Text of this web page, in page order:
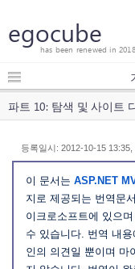
egocube
has been renewed in
파트 10: 탐색 및 사이트
등록일시: 2012-10-15
이 문서는 ASP.NET
지로 제공되는 번역문
이크로소프트에 있으
수 있습니다. 번역 내
인의 의견일 뿐이며 마